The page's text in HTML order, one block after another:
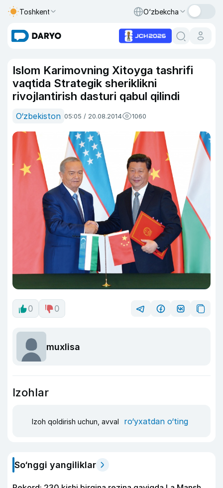
Toshkent O‘zbekcha
Islom Karimovning Xitoyga tashrifi
vaqtida Strategik sheriklikni
rivojlantirish dasturi qabul qilindi
O‘zbekiston 05:05 / 20.08.2014 1060
0 0
muxlisa
Izohlar
Izoh qoldirish uchun, avval ro‘yxatdan o‘ting
So‘nggi yangiliklar